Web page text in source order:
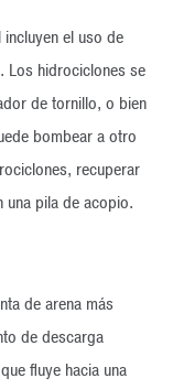
el uso de
Los hidrociclones se
de tornillo, o bien
bombear a otro
recuperar
una pila de acopio.
de arena más
de descarga
fluye hacia una